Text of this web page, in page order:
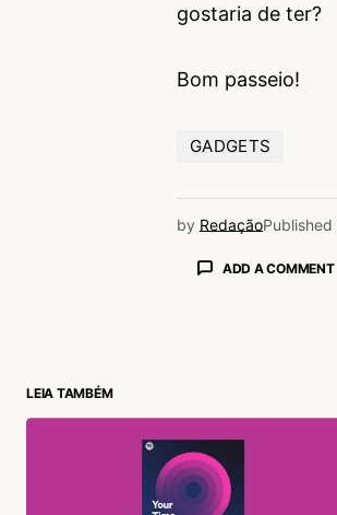
gostaria de ter?
Bom passeio!
GADGETS
by RedaçãoPublished
ADD A COMMENT
LEIA TAMBÉM